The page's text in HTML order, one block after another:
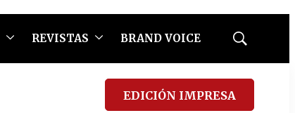
REVISTAS BRAND VOICE
Mostrar
EDICIÓN IMPRESA